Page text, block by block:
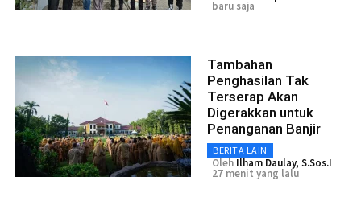
baru saja
Tambahan
Penghasilan Tak
Terserap Akan
Digerakkan untuk
Penanganan Banjir
BERITA LAIN
Oleh Ilham Daulay, S.Sos.I
27 menit yang lalu